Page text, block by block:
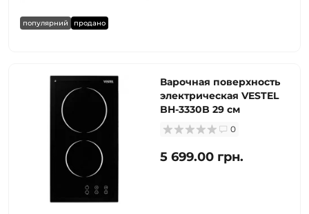
популярний продано
Варочная поверхность
электрическая VESTEL
BH-3330B 29 см
0
5 699.00 грн.